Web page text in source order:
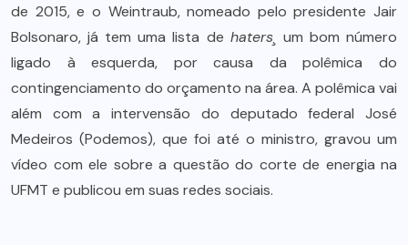
de 2015, e o Weintraub, nomeado pelo presidente Jair
Bolsonaro, já tem uma lista de haters¸ um bom número
ligado à esquerda, por causa da polêmica do
contingenciamento do orçamento na área. A polêmica vai
além com a intervensão do deputado federal José
Medeiros (Podemos), que foi até o ministro, gravou um
vídeo com ele sobre a questão do corte de energia na
UFMT e publicou em suas redes sociais.